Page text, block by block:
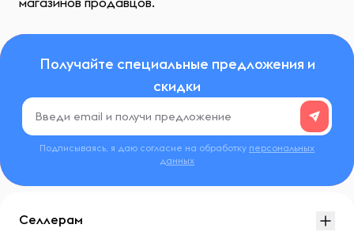
Получайте специальные предложения и
скидки
Подписываясь, я даю согласие на обработку персональных
данных
Селлерам